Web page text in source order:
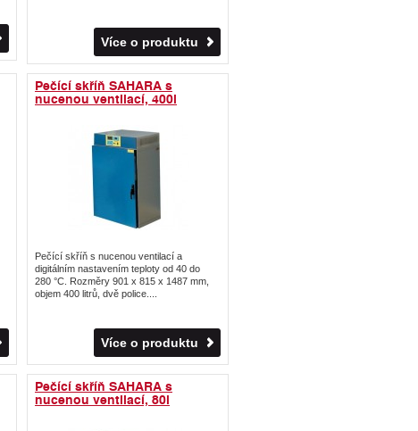
Více o produktu
Pečící skříň SAHARA s
nucenou ventilací, 400l
Pečící skříň s nucenou ventilací a
digitálním nastavením teploty od 40 do
280 °C. Rozměry 901 x 815 x 1487 mm,
objem 400 litrů, dvě police....
Více o produktu
Pečící skříň SAHARA s
nucenou ventilací, 80l